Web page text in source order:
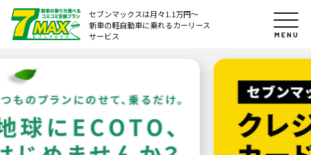
セブンマックスは月々1.1万円〜
新車の軽自動車に乗れるカーリース
サービス
MENU